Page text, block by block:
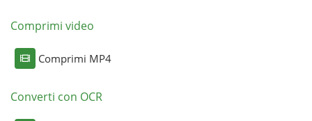
Comprimi video
Comprimi MP4
Converti con OCR